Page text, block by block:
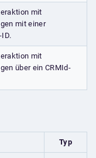
mit
mit einer
mit
über ein CRMId-
Typ